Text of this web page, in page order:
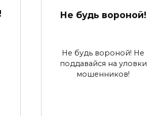
Не будь вороной!
Не будь вороной! Не
поддавайся на уловки
мошенников!